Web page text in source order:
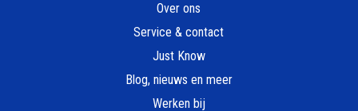
Over ons
Service & contact
Just Know
Blog, nieuws en meer
Werken bij